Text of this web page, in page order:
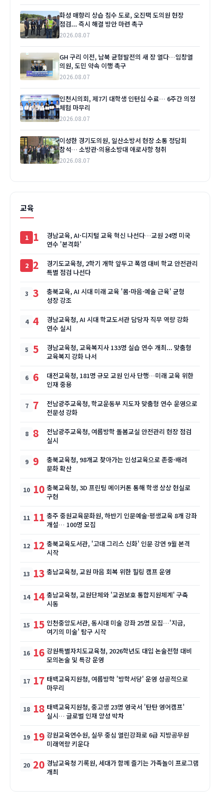
화성 매향리 상습 침수 도로, 오진택 도의원 현장
점검... 즉시 해결 방안 마련 촉구
2026.08.07
GH 구리 이전, 남북 균형발전의 새 장 열다…임창열
의원, 도민 약속 이행 촉구
2026.08.07
인천시의회, 제7기 대학생 인턴십 수료… 6주간 의정
체험 마무리
2026.08.07
이성한 경기도의원, 일산소방서 현장 소통 정담회
참석… 소방관·의용소방대 애로사항 청취
2026.08.07
교육
1
경남교육, AI·디지털 교육 혁신 나선다…교원 24명 미국
연수 '본격화'
2
경기도교육청, 2학기 개학 앞두고 폭염 대비 학교 안전관리
특별 점검 나선다
3
충북교육, AI 시대 미래 교육 '몸·마음·예술 근육' 균형
성장 강조
4
경남교육청, AI 시대 학교도서관 담당자 직무 역량 강화
연수 실시
5
경남교육청, 교육복지사 133명 실습 연수 개최... 맞춤형
교육복지 강화 나서
6
대전교육청, 181명 규모 교원 인사 단행…미래 교육 위한
인재 중용
7
전남광주교육청, 학교운동부 지도자 맞춤형 연수 운영으로
전문성 강화
8
전남광주교육청, 여름방학 돌봄교실 안전관리 현장 점검
실시
9
충북교육청, 98개교 찾아가는 인성교육으로 존중·배려
문화 확산
10 충북교육청, 3D 프린팅 메이커톤 통해 학생 상상 현실로
구현
11 충주 중원교육문화원, 하반기 인문예술·평생교육 8개 강좌
개설… 100명 모집
12 충북교육도서관, '고대 그리스 신화' 인문 강연 9월 본격
시작
13 충남교육청, 교원 마음 회복 위한 힐링 캠프 운영
14 충남교육청, 교원단체와 '교권보호 통합지원체계' 구축
시동
15 인천중앙도서관, 동시대 미술 강좌 25명 모집…'지금,
여기의 미술' 탐구 시작
16 강원특별자치도교육청, 2026학년도 대입 논술전형 대비
모의논술 및 특강 운영
17 태백교육지원청, 여름방학 '방학서당' 운영 성공적으로
마무리
18 태백교육지원청, 중고생 23명 영국서 '탄탄 영어캠프'
실시… 글로벌 인재 양성 박차
19 강원교육연수원, 실무 중심 열린강좌로 6급 지방공무원
미래역량 키운다
20 경남교육청 기록원, 세대가 함께 즐기는 가족놀이 프로그램
개최